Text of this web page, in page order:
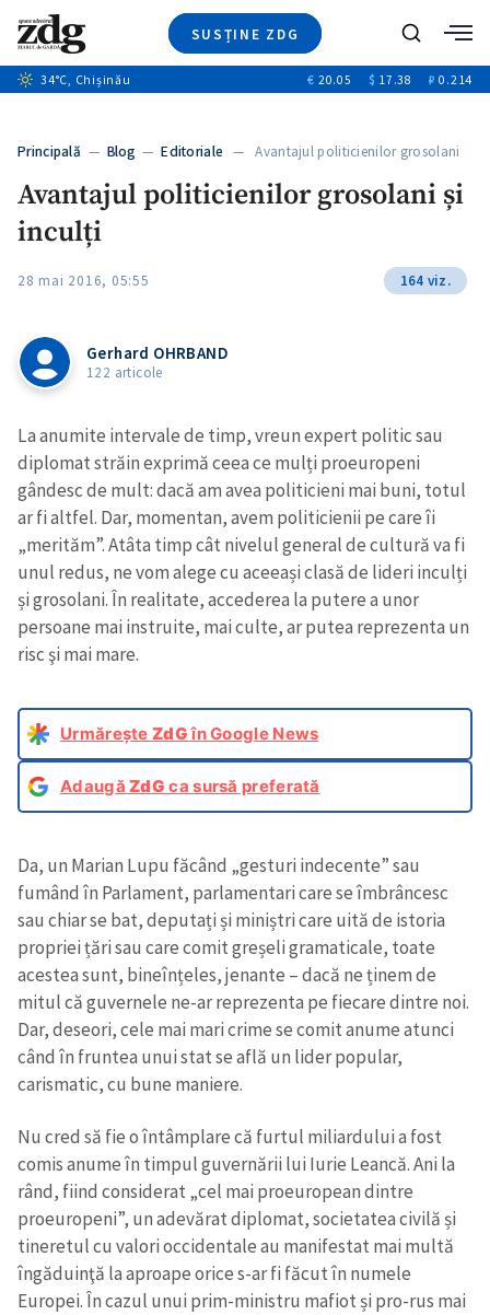
SUSȚINE ZDG
Ştiri
+10
Video
Special
Caută
34°C, Chișinău € 20.05 $ 17.38 ₽ 0.214
Principală — Blog —Editoriale — Avantajul politicienilor grosolani
Avantajul politicienilor grosolani și
inculți
28 mai 2016, 05:55 164 viz.
Gerhard OHRBAND
122 articole
La anumite intervale de timp, vreun expert politic sau
diplomat străin exprimă ceea ce mulți proeuropeni
gândesc de mult: dacă am avea politicieni mai buni, totul
ar fi altfel. Dar, momentan, avem politicienii pe care îi
„merităm”. Atâta timp cât nivelul general de cultură va fi
unul redus, ne vom alege cu aceeași clasă de lideri inculți
și grosolani. În realitate, accederea la putere a unor
persoane mai instruite, mai culte, ar putea reprezenta un
risc şi mai mare.
Urmărește ZdGîn Google News
AdaugăZdG ca sursă preferată
Da, un Marian Lupu făcând „gesturi indecente” sau
fumând în Parlament, parlamentari care se îmbrâncesc
sau chiar se bat, deputați și miniștri care uită de istoria
propriei țări sau care comit greșeli gramaticale, toate
acestea sunt, bineînțeles, jenante – dacă ne ținem de
mitul că guvernele ne-ar reprezenta pe fiecare dintre noi.
Dar, deseori, cele mai mari crime se comit anume atunci
când în fruntea unui stat se află un lider popular,
carismatic, cu bune maniere.
Nu cred să fie o întâmplare că furtul miliardului a fost
comis anume în timpul guvernării lui Iurie Leancă. Ani la
rând, fiind considerat „cel mai proeuropean dintre
proeuropeni”, un adevărat diplomat, societatea civilă și
tineretul cu valori occidentale au manifestat mai multă
îngăduinţă la aproape orice s-ar fi făcut în numele
Europei. În cazul unui prim-ministru mafiot și pro-rus mai